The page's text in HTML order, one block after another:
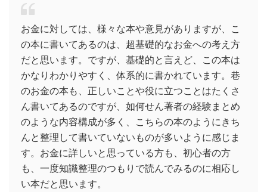
お金に対しては、様々な本や意見がありますが、こ
の本に書いてあるのは、超基礎的なお金への考え方
だと思います。ですが、基礎的と言えど、この本は
かなりわかりやすく、体系的に書かれています。巷
のお金の本も、正しいことや役に立つことはたくさ
ん書いてあるのですが、如何せん著者の経験まとめ
のような内容構成が多く、こちらの本のようにきち
んと整理して書いていないものが多いように感じま
す。お金に詳しいと思っている方も、初心者の方
も、一度知識整理のつもりで読んでみるのに相応し
い本だと思います。